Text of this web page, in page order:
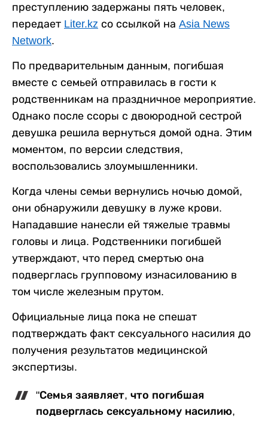
преступлению задержаны пять человек,
передает Liter.kz со ссылкой на Asia News
Network.
По предварительным данным, погибшая
вместе с семьей отправилась в гости к
родственникам на праздничное мероприятие.
Однако после ссоры с двоюродной сестрой
девушка решила вернуться домой одна. Этим
моментом, по версии следствия,
воспользовались злоумышленники.
Когда члены семьи вернулись ночью домой,
они обнаружили девушку в луже крови.
Нападавшие нанесли ей тяжелые травмы
головы и лица. Родственники погибшей
утверждают, что перед смертью она
подверглась групповому изнасилованию в
том числе железным прутом.
Официальные лица пока не спешат
подтверждать факт сексуального насилия до
получения результатов медицинской
экспертизы.
"Семья заявляет, что погибшая
подверглась сексуальному насилию,